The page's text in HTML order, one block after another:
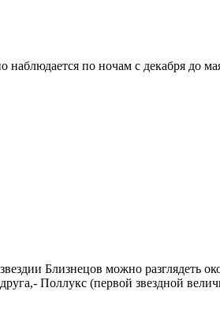
наблюдается по ночам с декабря
Близнецов можно разглядеть
Поллукс (первой звездной